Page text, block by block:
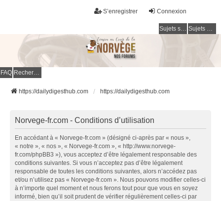
Connexion
S’enregistrer
Sujets sans réponse Sujets actifs
FAQ Rechercher
https://dailydigesthub.com https://dailydigesthub.com
Norvege-fr.com - Conditions d’utilisation
En accédant à « Norvege-fr.com » (désigné ci-après par « nous »,
« notre », « nos », « Norvege-fr.com », « http://www.norvege-
fr.com/phpBB3 »), vous acceptez d’être légalement responsable des
conditions suivantes. Si vous n’acceptez pas d’être légalement
responsable de toutes les conditions suivantes, alors n’accédez pas
et/ou n’utilisez pas « Norvege-fr.com ». Nous pouvons modifier celles-ci
à n’importe quel moment et nous ferons tout pour que vous en soyez
informé, bien qu’il soit prudent de vérifier régulièrement celles-ci par